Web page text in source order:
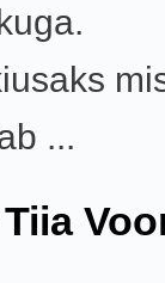
...